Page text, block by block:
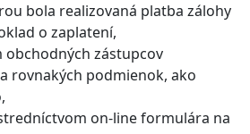
bola realizovaná platba zálohy
o zaplatení,
zástupcov
rovnakých podmienok, ako
on-line formulára na